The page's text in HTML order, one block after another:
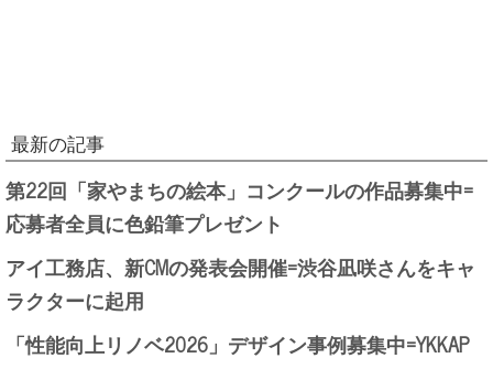
最新の記事
第22回「家やまちの絵本」コンクールの作品募集中=
応募者全員に色鉛筆プレゼント
アイ工務店、新CMの発表会開催=渋谷凪咲さんをキャ
ラクターに起用
「性能向上リノベ2026」デザイン事例募集中=YKKAP